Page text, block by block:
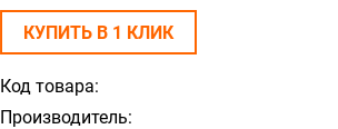
Код товара:
Производитель:
КУПИТЬ В 1 КЛИК